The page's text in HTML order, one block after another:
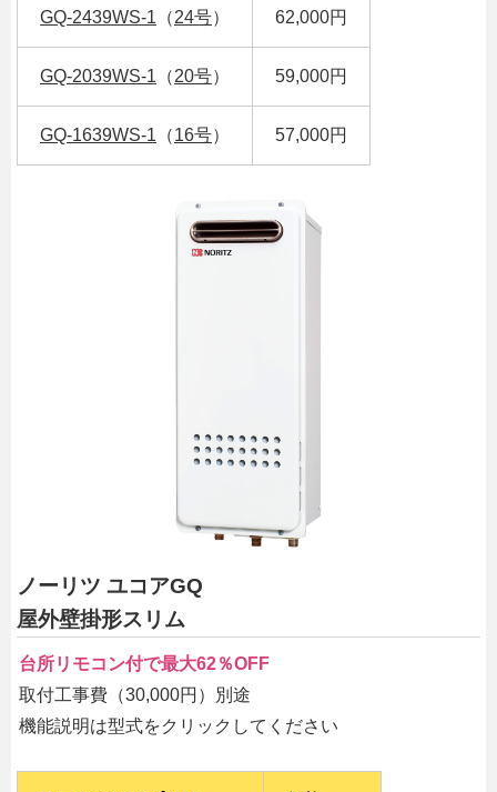
GQ-2439WS-1 （24号） 62,000円
GQ-2039WS-1 （20号） 59,000円
GQ-1639WS-1 （16号） 57,000円
ノーリツ ユコアGQ
屋外壁掛形スリム
台所リモコン付で最大62％OFF
取付工事費（30,000円）別途
機能説明は型式をクリックしてください